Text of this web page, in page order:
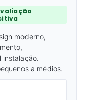
moderno,
instalação.
a médios.